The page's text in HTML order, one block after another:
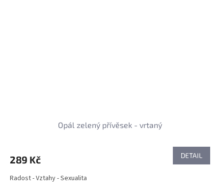
Opál zelený přívěsek - vrtaný
289 Kč DETAIL
Radost - Vztahy - Sexualita